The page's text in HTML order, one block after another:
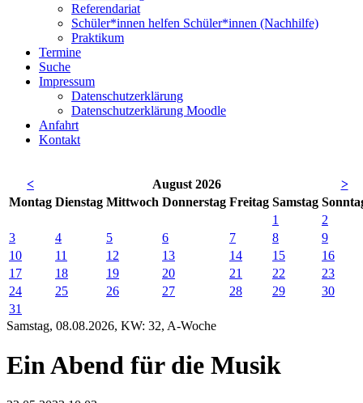
Referendariat
Schüler*innen helfen Schüler*innen (Nachhilfe)
Praktikum
Termine
Suche
Impressum
Datenschutzerklärung
Datenschutzerklärung Moodle
Anfahrt
Kontakt
< August 2026
>
Montag Dienstag Mittwoch Donnerstag Freitag Samstag So
1
2
3
4 5 6 7 8
9
10
11 12 13 14 15
16
17
18 19 20 21 22
23
24
25 26 27 28 29
30
31
Samstag, 08.08.2026, KW: 32, A-Woche
Ein Abend für die Musik